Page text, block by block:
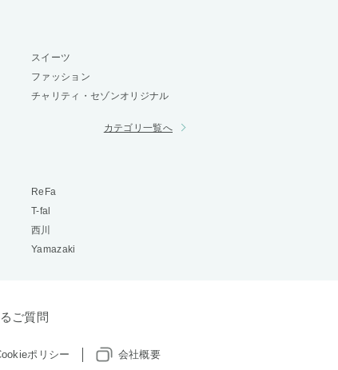
スイーツ
ファッション
チャリティ・セゾンオリジナル
カテゴリ一覧へ
ReFa
T-fal
西川
Yamazaki
ご質問
ポリシー 会社概要